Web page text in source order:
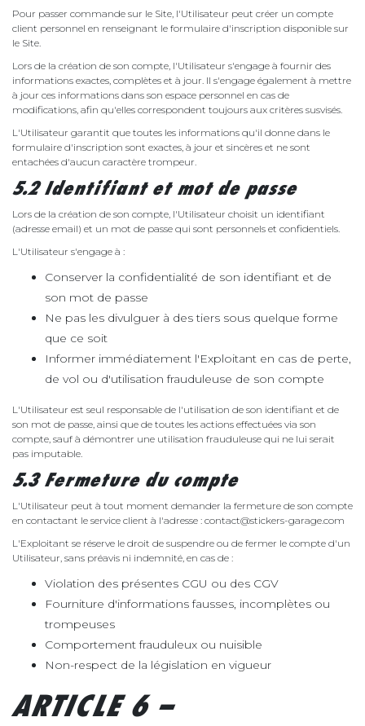
Pour passer commande sur le Site, l'Utilisateur peut créer un compte
client personnel en renseignant le formulaire d'inscription disponible sur
le Site.
Lors de la création de son compte, l'Utilisateur s'engage à fournir des
informations exactes, complètes et à jour. Il s'engage également à mettre
à jour ces informations dans son espace personnel en cas de
modifications, afin qu'elles correspondent toujours aux critères susvisés.
L'Utilisateur garantit que toutes les informations qu'il donne dans le
formulaire d'inscription sont exactes, à jour et sincères et ne sont
entachées d'aucun caractère trompeur.
5.2 Identifiant et mot de passe
Lors de la création de son compte, l'Utilisateur choisit un identifiant
(adresse email) et un mot de passe qui sont personnels et confidentiels.
L'Utilisateur s'engage à :
Conserver la confidentialité de son identifiant et de
son mot de passe
Ne pas les divulguer à des tiers sous quelque forme
que ce soit
Informer immédiatement l'Exploitant en cas de perte,
de vol ou d'utilisation frauduleuse de son compte
L'Utilisateur est seul responsable de l'utilisation de son identifiant et de
son mot de passe, ainsi que de toutes les actions effectuées via son
compte, sauf à démontrer une utilisation frauduleuse qui ne lui serait
pas imputable.
5.3 Fermeture du compte
L'Utilisateur peut à tout moment demander la fermeture de son compte
en contactant le service client à l'adresse : contact@stickers-garage.com
L'Exploitant se réserve le droit de suspendre ou de fermer le compte d'un
Utilisateur, sans préavis ni indemnité, en cas de :
Violation des présentes CGU ou des CGV
Fourniture d'informations fausses, incomplètes ou
trompeuses
Comportement frauduleux ou nuisible
Non-respect de la législation en vigueur
ARTICLE 6 –